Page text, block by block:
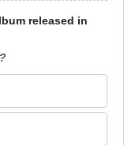
released in